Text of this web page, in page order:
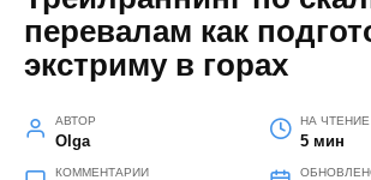
перевалам как
экстриму в горах
АВТОР
Olga
НА ЧТЕНИЕ
5 мин
КОММЕНТАРИИ